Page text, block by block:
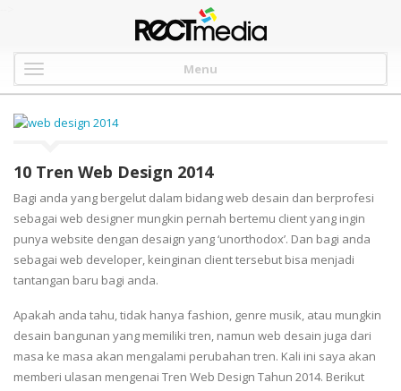
Menu
10 Tren Web Design 2014
Bagi anda yang bergelut dalam bidang web desain dan berprofesi
sebagai web designer mungkin pernah bertemu client yang ingin
punya website dengan desaign yang ‘unorthodox’. Dan bagi anda
sebagai web developer, keinginan client tersebut bisa menjadi
tantangan baru bagi anda.
Apakah anda tahu, tidak hanya fashion, genre musik, atau mungkin
desain bangunan yang memiliki tren, namun web desain juga dari
masa ke masa akan mengalami perubahan tren. Kali ini saya akan
memberi ulasan mengenai Tren Web Design Tahun 2014. Berikut